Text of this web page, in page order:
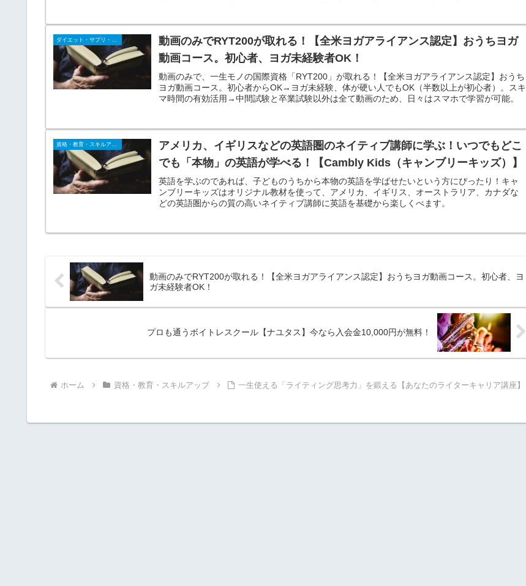
ダイエット・サプリ・飲料
動画のみでRYT200が取れる！【全米ヨガアライアンス認定】おうちヨガ
動画コース。初心者、ヨガ未経験者OK！
動画のみで、一生モノの国際資格「RYT200」が取れる！【全米ヨガアライアンス認定】おうち
ヨガ動画コース。初心者からOK→ヨガ未経験、体が硬い人でもOK（半数以上が初心者）。スキ
マ時間の有効活用→中間試験と卒業試験以外は全て動画のため、日々はスマホで学習が可能。
アメリカ、イギリスなどの英語圏のネイティブ講師に学ぶ！いつでもどこ
でも「本物」の英語が学べる！【Cambly Kids（キャンブリーキッズ）】
英語を学ぶのであれば、子どものうちから本物の英語を学ばせたいという方にぴったり！キャ
ンブリーキッズはオリジナル教材を使って、アメリカ、イギリス、オーストラリア、カナダな
どの英語圏からの質の高いネイティブ講師に英語を基礎から楽しくべます。
動画のみでRYT200が取れる！【全米ヨガアライアンス認定】おうちヨガ動画コース。初心者、ヨ
ガ未経験者OK！
プロも通うボイトレスクール【ナユタス】今なら入会金10,000円が無料！
ホーム 資格・教育・スキルアップ 一生使える「ライティング思考力」を鍛える【あなたのライターキャリア講座】